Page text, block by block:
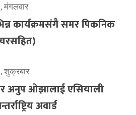
मंगलवार
कार्यक्रमसंगै समर पिकनिक
शुक्रबार
अनुप ओझालाई एसियाली
अवार्ड